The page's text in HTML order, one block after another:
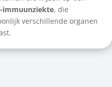
immuunziekte, die
verschillende organen